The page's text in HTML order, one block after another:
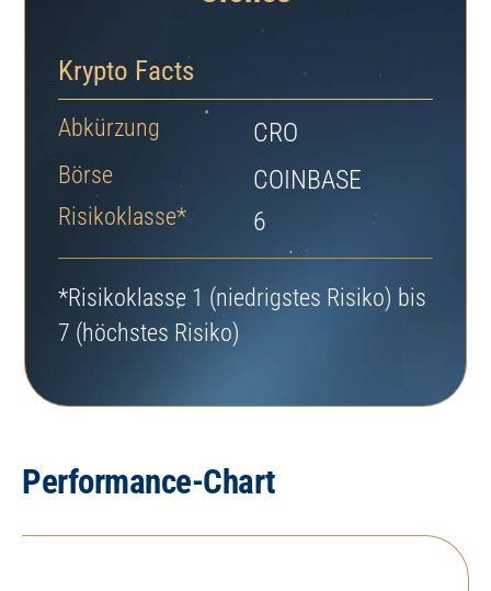
Krypto Facts
Abkürzung CRO
Börse COINBASE
Risikoklasse* 6
*Risikoklasse 1 (niedrigstes Risiko) bis
7 (höchstes Risiko)
Performance-Chart